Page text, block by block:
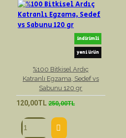
indirimli
yeni ürün
%100 Bitkisel Ardıç
Katranlı Egzama, Sedef vs
Sabunu 120 gr
120,00TL 250,00TL